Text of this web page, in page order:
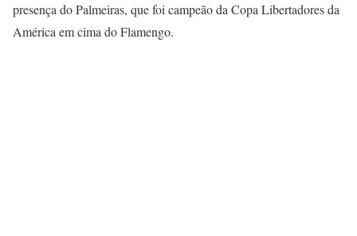
presença do Palmeiras, que foi campeão da Copa Libertadores da
América em cima do Flamengo.